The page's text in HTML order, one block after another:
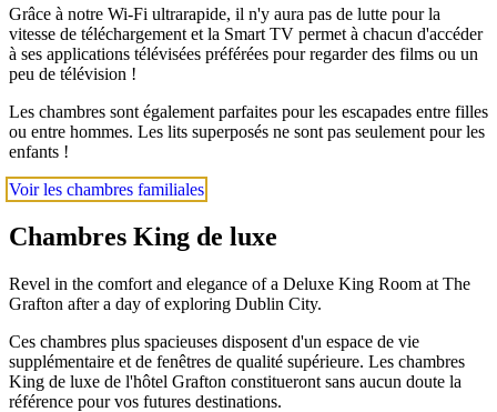
Grâce à notre Wi-Fi ultrarapide, il n'y aura pas de lutte pour la
vitesse de téléchargement et la Smart TV permet à chacun d'accéder
à ses applications télévisées préférées pour regarder des films ou un
peu de télévision !
Les chambres sont également parfaites pour les escapades entre filles
ou entre hommes. Les lits superposés ne sont pas seulement pour les
enfants !
Voir les chambres familiales
Chambres King de luxe
Revel in the comfort and elegance of a Deluxe King Room at The
Grafton after a day of exploring Dublin City.
Ces chambres plus spacieuses disposent d'un espace de vie
supplémentaire et de fenêtres de qualité supérieure. Les chambres
King de luxe de l'hôtel Grafton constitueront sans aucun doute la
référence pour vos futures destinations.